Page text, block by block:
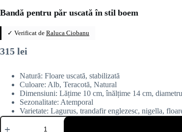
Bandă pentru păr uscată în stil boem
✓ Verificat de Raluca Ciobanu
315 lei
Natură: Floare uscată, stabilizată
Culoare: Alb, Teracotă, Natural
Dimensiuni: Lățime 10 cm, înălțime 14 cm,
Sezonalitate: Atemporal
Varietate: Lagurus, trandafir englezesc, nigella,
Cantitate
Bandă